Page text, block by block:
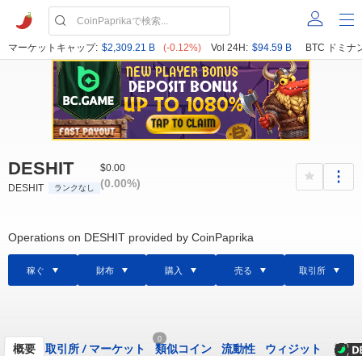
マーケットキャップ: $2,309.21 B (-0.12%) Vol 24H: $94.59 B BTC ドミナ
DESHIT
DESHIT ランクなし
$0.00
(0.00%)
Operations on DESHIT provided by CoinPaprika
稼ぐ 財布 購入 売る 取引所
概要 取引所 /マーケット
0
類似コイン 流動性 ウィジット